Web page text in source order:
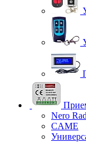
Nero
CAME